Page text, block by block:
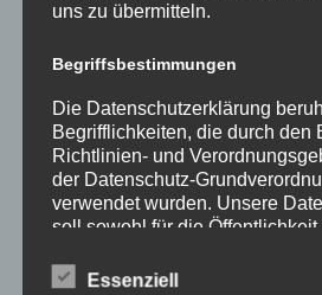
Frau Kiy
Ansprechpartnerin
uns zu übermitteln.
Begriffsbestimmungen
Die Datenschutzerklärung
Begrifflichkeiten, die durch den
Richtlinien- und
der Datenschutz-
verwendet wurden. Unsere
soll sowohl für die Öffentlichkeit
lesbar und verständlich sein.
Essenziell